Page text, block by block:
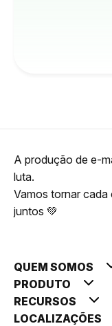
A produção de e-
luta.
Vamos tornar cada
juntos 💚
QUEM SOMOS
PRODUTO
RECURSOS
LOCALIZAÇÕES